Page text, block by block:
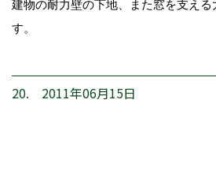
建物の耐力壁の下地、また窓を支える
す。
20. 2011年06月15日